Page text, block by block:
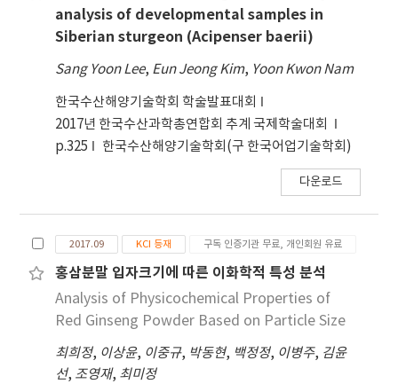
analysis of developmental samples in
Siberian sturgeon (Acipenser baerii)
Sang Yoon Lee, Eun Jeong Kim, Yoon Kwon Nam
한국수산해양기술학회 학술발표대회
2017년 한국수산과학총연합회 추계 국제학술대회
p.325
한국수산해양기술학회(구 한국어업기술학회)
다운로드
2017.09 KCI 등재 구독 인증기관 무료, 개인회원 유료
홍삼분말 입자크기에 따른 이화학적 특성 분석
Analysis of Physicochemical Properties of
Red Ginseng Powder Based on Particle Size
최희정, 이상윤, 이중규, 박동현, 백정정, 이병주, 김윤
선, 조영재, 최미정